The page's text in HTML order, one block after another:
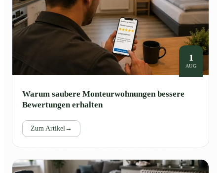
1
AUG
Warum saubere Monteurwohnungen bessere
Bewertungen erhalten
Zum Artikel →